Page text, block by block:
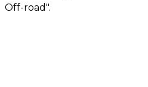
Off-road".